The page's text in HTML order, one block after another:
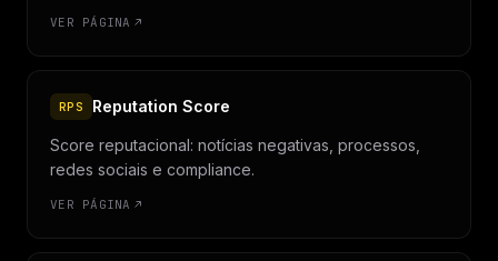
VER PÁGINA
RPS Reputation Score
Score reputacional: notícias negativas, processos,
redes sociais e compliance.
VER PÁGINA